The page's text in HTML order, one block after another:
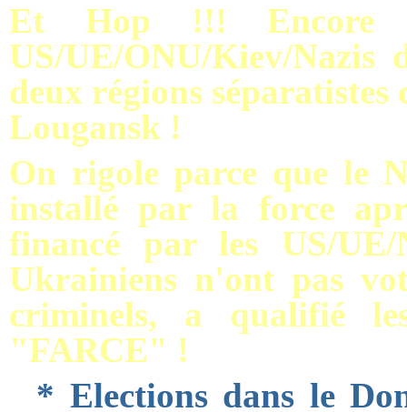
Et Hop !!! Encore
US/UE/ONU/Kiev/
deux régions
Lougansk !
On rigole parce que le
installé par la force
financé par les US/
Ukrainiens n'ont pas
criminels, a qualifié
"FARCE" !
* Elections dans le